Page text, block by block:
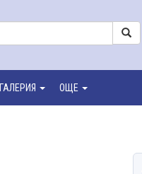
ГАЛЕРИЯ ОЩЕ